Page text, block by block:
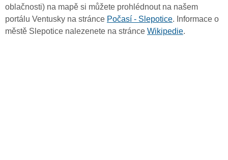
oblačnosti) na mapě si můžete prohlédnout na našem
portálu Ventusky na stránce Počasí - Slepotice. Informace o
městě Slepotice nalezenete na stránce Wikipedie.